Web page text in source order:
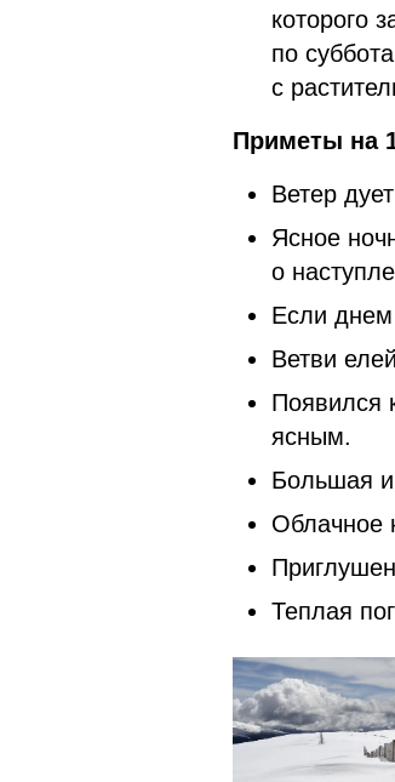
которого
по
с
Приметы на
Ветер
Ясное
о
Если днем
Ветви
Появился
ясным.
Большая и
Облачное
Теплая